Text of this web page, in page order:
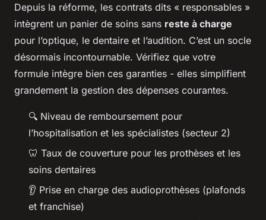
Depuis la réforme, les contrats dits « responsables »
intègrent un panier de soins sans reste à charge
pour l’optique, le dentaire et l’audition. C’est un socle
désormais incontournable. Vérifiez que votre
formule intègre bien ces garanties - elles simplifient
grandement la gestion des dépenses courantes.
🔍 Niveau de remboursement pour
l’hospitalisation et les spécialistes (secteur 2)
🦷 Taux de couverture pour les prothèses et les
soins dentaires
👂 Prise en charge des audioprothèses (plafonds
et franchise)